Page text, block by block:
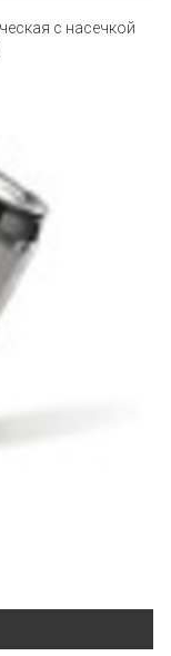
с насечкой